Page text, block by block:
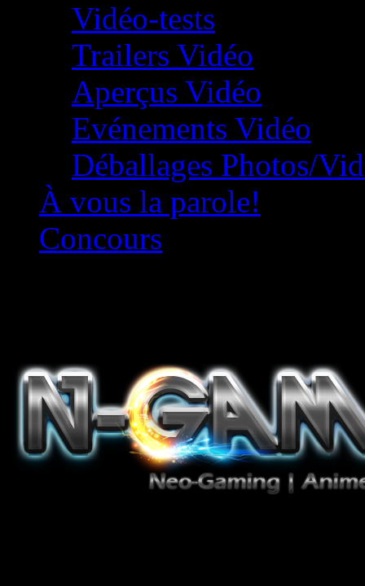
Vidéo-tests
Trailers Vidéo
Aperçus Vidéo
Evénements Vidéo
Déballages Photos/
À vous la parole!
Concours